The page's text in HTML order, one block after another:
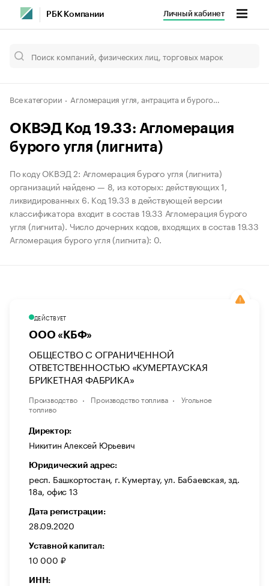
РБК Компании Личный кабинет
Все категории Агломерация угля, антрацита и бурого угля (лигнита) и производство термоуглей
ОКВЭД Код 19.33: Агломерация
бурого угля (лигнита)
По коду ОКВЭД 2: Агломерация бурого угля (лигнита)
организаций найдено — 8, из которых: действующих 1,
ликвидированных 6. Код 19.33 в действующей версии
классификатора входит в состав 19.33 Агломерация бурого
угля (лигнита). Число дочерних кодов, входящих в состав 19.33
Агломерация бурого угля (лигнита): 0.
ДЕЙСТВУЕТ
ООО «КБФ»
ОБЩЕСТВО С ОГРАНИЧЕННОЙ
ОТВЕТСТВЕННОСТЬЮ «КУМЕРТАУСКАЯ
БРИКЕТНАЯ ФАБРИКА»
Производство Производство топлива
Угольное
топливо
Директор:
Никитин Алексей Юрьевич
Юридический адрес:
респ. Башкортостан, г. Кумертау, ул. Бабаевская, зд.
18а, офис 13
Дата регистрации:
28.09.2020
Уставной капитал:
10 000 ₽
ИНН: